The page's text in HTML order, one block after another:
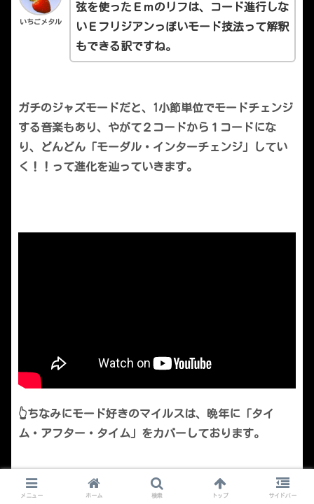
いちごメタル
弦を使ったＥｍのリフは、コード進行しな
いＥフリジアンっぽいモード技法って解釈
もできる訳ですね。
ガチのジャズモードだと、1小節単位でモードチェンジ
する音楽もあり、やがて２コードから１コードにな
り、どんどん「モーダル・インターチェンジ」してい
く！！って進化を辿っていきます。
👆ちなみにモード好きのマイルスは、晩年に「タイ
ム・アフター・タイム」をカバーしております。
教科書だと、ただの７つスケールってだけで終わっち
メニュー ホーム 検索 トップ サイドバー